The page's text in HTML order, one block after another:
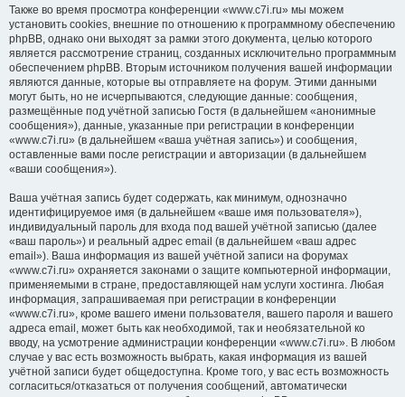
Также во время просмотра конференции «www.c7i.ru» мы можем
установить cookies, внешние по отношению к программному обеспечению
phpBB, однако они выходят за рамки этого документа, целью которого
является рассмотрение страниц, созданных исключительно программным
обеспечением phpBB. Вторым источником получения вашей информации
являются данные, которые вы отправляете на форум. Этими данными
могут быть, но не исчерпываются, следующие данные: сообщения,
размещённые под учётной записью Гостя (в дальнейшем «анонимные
сообщения»), данные, указанные при регистрации в конференции
«www.c7i.ru» (в дальнейшем «ваша учётная запись») и сообщения,
оставленные вами после регистрации и авторизации (в дальнейшем
«ваши сообщения»).
Ваша учётная запись будет содержать, как минимум, однозначно
идентифицируемое имя (в дальнейшем «ваше имя пользователя»),
индивидуальный пароль для входа под вашей учётной записью (далее
«ваш пароль») и реальный адрес email (в дальнейшем «ваш адрес
email»). Ваша информация из вашей учётной записи на форумах
«www.c7i.ru» охраняется законами о защите компьютерной информации,
применяемыми в стране, предоставляющей нам услуги хостинга. Любая
информация, запрашиваемая при регистрации в конференции
«www.c7i.ru», кроме вашего имени пользователя, вашего пароля и вашего
адреса email, может быть как необходимой, так и необязательной ко
вводу, на усмотрение администрации конференции «www.c7i.ru». В любом
случае у вас есть возможность выбрать, какая информация из вашей
учётной записи будет общедоступна. Кроме того, у вас есть возможность
согласиться/отказаться от получения сообщений, автоматически